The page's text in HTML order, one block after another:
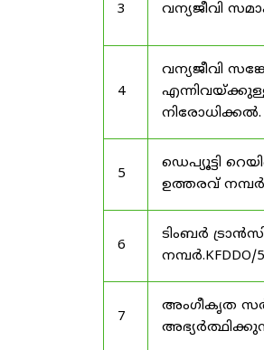
3 വന്യജീവി
4
വന്യജീവി
നിരോധിക്കൽ.
5
ഡെപ്യൂട്ടി
ഉത്തരവ്
6
ടിംബർ
നമ്പർ.KFDDO/
7
അംഗീകൃത
അഭ്യർത്ഥിക്കുന്നു